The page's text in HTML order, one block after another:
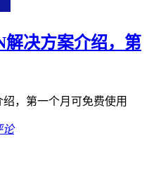
解决方案介绍，第
绍，第一个月可免费使用
论